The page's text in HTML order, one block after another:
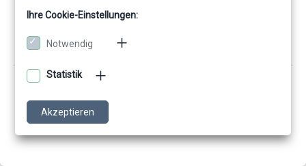
Ihre Cookie-Einstellungen:
Notwendig
Statistik
Akzeptieren